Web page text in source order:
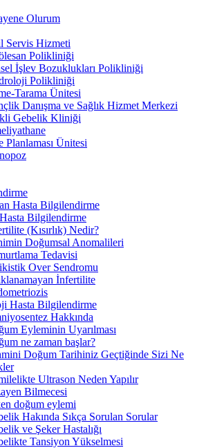
Olurum
Servis Hizmeti
Polikliniği
İşlev Bozuklukları Polikliniği
Polikliniği
Tarama Ünitesi
Danışma ve Sağlık Hizmet Merkezi
Gebelik Kliniği
Planlaması Ünitesi
Hasta Bilgilendirme
Bilgilendirme
(Kısırlık) Nedir?
Doğumsal Anomalileri
Tedavisi
Over Sendromu
İnfertilite
Hasta Bilgilendirme
Hakkında
Eyleminin Uyarılması
ne zaman başlar?
Doğum Tarihiniz Geçtiğinde Sizi Ne
Ultrason Neden Yapılır
Bilmecesi
doğum eylemi
Hakında Sıkça Sorulan Sorular
ve Şeker Hastalığı
Tansiyon Yükselmesi